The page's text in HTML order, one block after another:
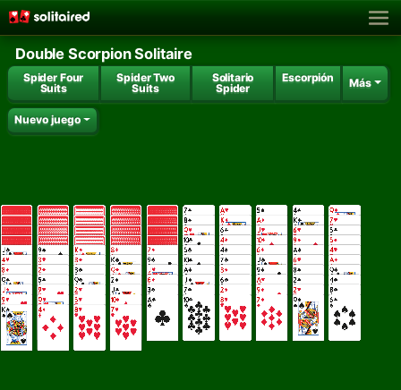
Double Scorpion Solitaire
Spider Four
Suits
Spider Two
Suits
Solitario
Spider
Escorpión Más
Nuevo juego